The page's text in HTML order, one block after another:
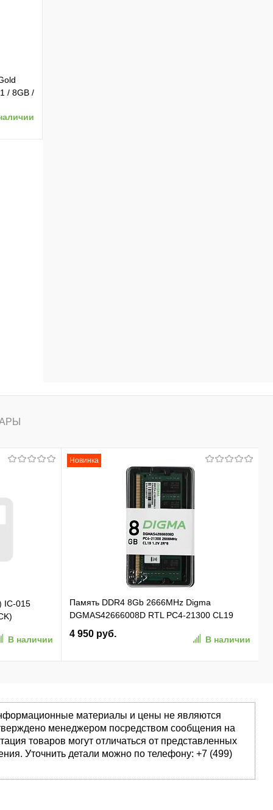
/ 8GB /
IC-015
В наличии
Новинка
Память DDR4 8Gb 2666MHz Digma
DGMAS42666008D RTL PC4-21300 CL19
SO-DIMM 260-pin 1.2В dual rank Ret
4 950 руб.
В наличии
материалы и цены не являются
менеджером посредством сообщения на
товаров могут отличаться от представленных
Уточнить детали можно по телефону: +7 (499)